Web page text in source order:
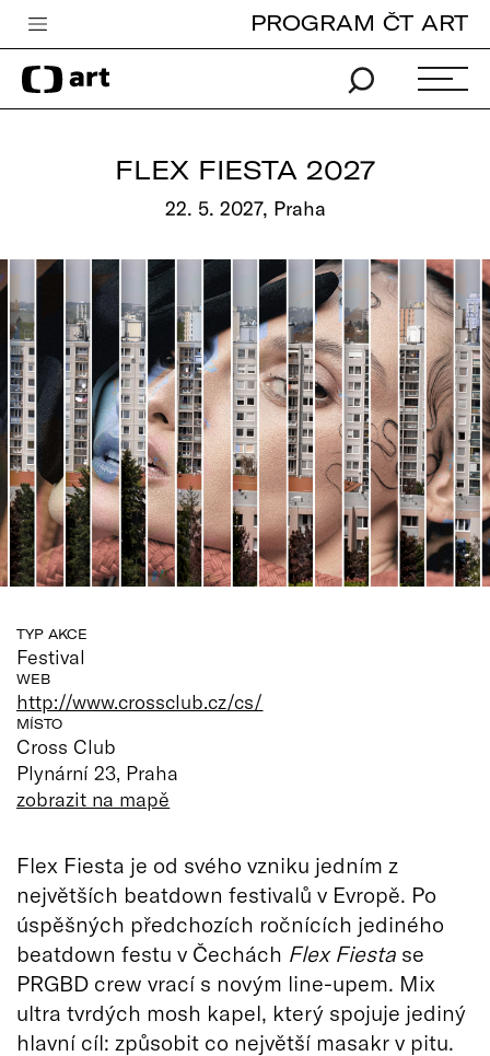
Česká televize
Zpravodajství
Pro děti
edu
Vše o ČT
PROGRAM ČT ART
FLEX FIESTA 2027
22. 5. 2027, Praha
TYP AKCE
Festival
WEB
http://www.crossclub.cz/cs/
MÍSTO
Cross Club
Plynární 23, Praha
zobrazit na mapě
Flex Fiesta je od svého vzniku jedním z
největších beatdown festivalů v Evropě. Po
úspěšných předchozích ročnících jediného
beatdown festu v Čechách Flex Fiesta se
PRGBD crew vrací s novým line-upem. Mix
ultra tvrdých mosh kapel, který spojuje jediný
hlavní cíl: způsobit co největší masakr v pitu.